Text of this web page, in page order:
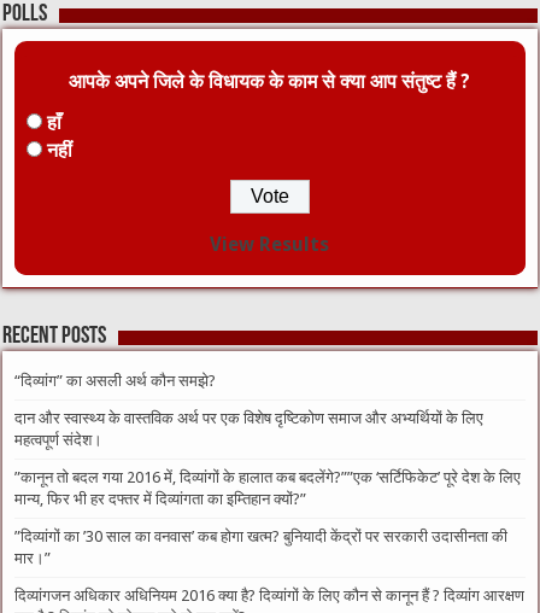
Polls
आपके अपने जिले के विधायक के काम से क्या आप संतुष्ट हैं ?
हाँ
नहीं
View Results
Recent Posts
“दिव्यांग” का असली अर्थ कौन समझे?
दान और स्वास्थ्य के वास्तविक अर्थ पर एक विशेष दृष्टिकोण समाज और अभ्यर्थियों के लिए
महत्वपूर्ण संदेश।
​”कानून तो बदल गया 2016 में, दिव्यांगों के हालात कब बदलेंगे?”​”एक ‘सर्टिफिकेट’ पूरे देश के लिए
मान्य, फिर भी हर दफ्तर में दिव्यांगता का इम्तिहान क्यों?”
​”दिव्यांगों का ’30 साल का वनवास’ कब होगा खत्म? बुनियादी केंद्रों पर सरकारी उदासीनता की
मार।”
दिव्यांगजन अधिकार अधिनियम 2016 क्या है? दिव्यांगों के लिए कौन से कानून हैं ? दिव्यांग आरक्षण